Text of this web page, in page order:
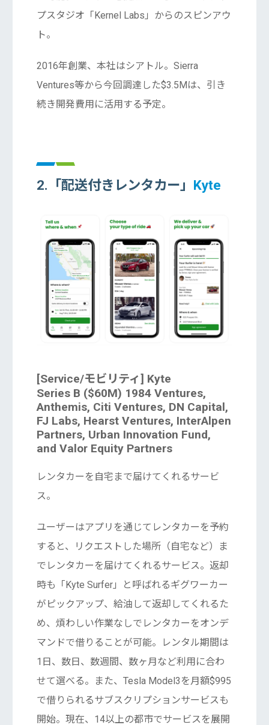
プスタジオ「Kernel Labs」からのスピンアウ
ト。
2016年創業、本社はシアトル。Sierra
Ventures等から今回調達した$3.5Mは、引き
続き開発費用に活用する予定。
2.「配送付きレンタカー」 Kyte
[Service/モビリティ] Kyte
Series B ($60M) 1984 Ventures,
Anthemis, Citi Ventures, DN Capital,
FJ Labs, Hearst Ventures, InterAlpen
Partners, Urban Innovation Fund,
and Valor Equity Partners
レンタカーを自宅まで届けてくれるサービ
ス。
ユーザーはアプリを通じてレンタカーを予約
すると、リクエストした場所（自宅など）ま
でレンタカーを届けてくれるサービス。返却
時も「Kyte Surfer」と呼ばれるギグワーカー
がピックアップ、給油して返却してくれるた
め、煩わしい作業なしでレンタカーをオンデ
マンドで借りることが可能。レンタル期間は
1日、数日、数週間、数ヶ月など利用に合わ
せて選べる。また、Tesla Model3を月額$995
で借りられるサブスクリプションサービスも
開始。現在、14以上の都市でサービスを展開